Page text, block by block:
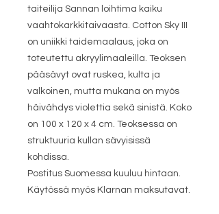
taiteilija Sannan loihtima kaiku
vaahtokarkkitaivaasta. Cotton Sky III
on uniikki taidemaalaus, joka on
toteutettu akryylimaaleilla. Teoksen
pääsävyt ovat ruskea, kulta ja
valkoinen, mutta mukana on myös
häivähdys violettia sekä sinistä. Koko
on 100 x 120 x 4 cm. Teoksessa on
struktuuria kullan sävyisissä
kohdissa.
Postitus Suomessa kuuluu hintaan.
Käytössä myös Klarnan maksutavat.